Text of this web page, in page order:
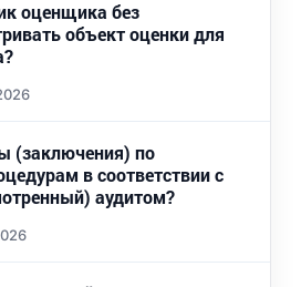
оценщика без
объект оценки для
(заключения) по
в соответствии с
аудитом?